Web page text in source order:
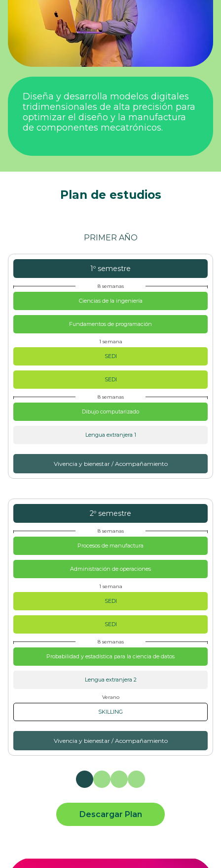
Diseña y desarrolla modelos digitales
tridimensionales de alta precisión para
optimizar el diseño y la manufactura
de componentes mecatrónicos.
Plan de estudios
PRIMER AÑO
1º semestre
8 semanas
Ciencias de la ingeniería
Fundamentos de programación
1 semana
SEDI
SEDI
8 semanas
Dibujo computarizado
Lengua extranjera 1
Vivencia y bienestar / Acompañamiento
2º semestre
8 semanas
Procesos de manufactura
Administración de operaciones
1 semana
SEDI
SEDI
8 semanas
Probabilidad y estadística para la ciencia de datos
Lengua extranjera 2
Verano
SKILLING
Vivencia y bienestar / Acompañamiento
Descargar Plan